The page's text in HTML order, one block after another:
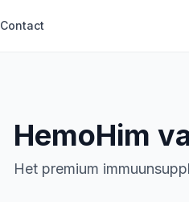
Contact
HemoHim
Het premium